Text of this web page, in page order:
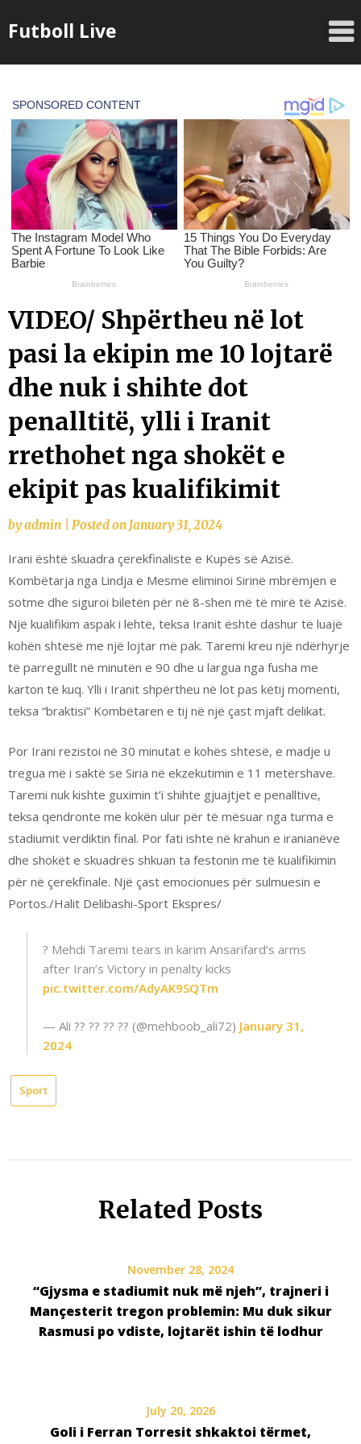
toFutboll Live
VIDEO/ Shpërtheu në lot
pasi la ekipin me 10 lojtarë
dhe nuk i shihte dot
penalltitë, ylli i Iranit
rrethohet nga shokët e
ekipit pas kualifikimit
byadmin Posted onJanuary 31, 2024
Irani është skuadra çerekfinaliste e Kupës së Azisë.
Kombëtarja nga Lindja e Mesme eliminoi Sirinë mbrëmjen e
sotme dhe siguroi biletën për në 8-shen më të mirë të Azisë.
Një kualifikim aspak i lehtë, teksa Iranit është dashur të luajë
kohën shtesë me një lojtar më pak. Taremi kreu një ndërhyrje
të parregullt në minutën e 90 dhe u largua nga fusha me
karton të kuq. Ylli i Iranit shpërtheu në lot pas këtij momenti,
teksa “braktisi” Kombëtaren e tij në një çast mjaft delikat.
Por Irani rezistoi në 30 minutat e kohës shtesë, e madje u
tregua më i saktë se Siria në ekzekutimin e 11 metërshave.
Taremi nuk kishte guximin t’i shihte gjuajtjet e penalltive,
teksa qendronte me kokën ulur për të mësuar nga turma e
stadiumit verdiktin final. Por fati ishte në krahun e iranianëve
dhe shokët e skuadrës shkuan ta festonin me të kualifikimin
për në çerekfinale. Një çast emocionues për sulmuesin e
Portos./Halit Delibashi-Sport Ekspres/
? Mehdi Taremi tears in karim Ansarifard’s arms
after Iran’s Victory in penalty kicks
pic.twitter.com/AdyAK9SQTm
— Ali ?? ?? ?? ?? (@mehboob_ali72) January 31,
2024
Sport
Related Posts
November 28, 2024
“Gjysma e stadiumit nuk më njeh”, trajneri i
Mançesterit tregon problemin: Mu duk sikur
Rasmusi po vdiste, lojtarët ishin të lodhur
July 20, 2026
Goli i Ferran Torresit shkaktoi tërmet,